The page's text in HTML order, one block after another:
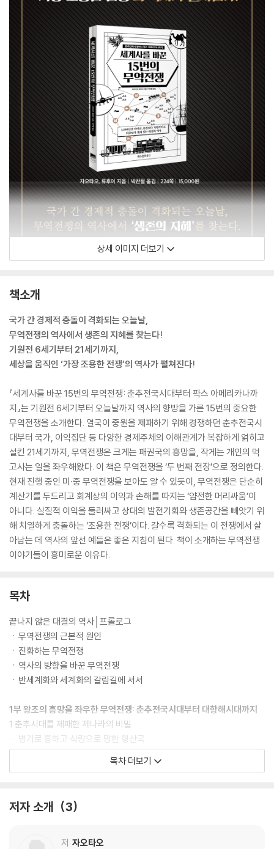
상세 이미지 더보기
책소개
국가 간 경제적 충돌이 격화되는 오늘날,
무역전쟁의 역사에서 생존의 지혜를 찾는다!
기원전 6세기부터 21세기까지,
세상을 움직인 ‘가장 조용한 전쟁’의 역사가 펼쳐진다!
『세계사를 바꾼 15번의 무역전쟁: 춘추전국시대부터 팍스 아메리카나까
지』는 기원전 6세기부터 오늘날까지 역사의 향방을 가른 15번의 중요한
무역전쟁을 소개한다. 열국이 중원을 제패하기 위해 경쟁하던 춘추전국시
대부터 국가, 이익집단 등 다양한 경제주체의 이해관계가 복잡하게 얽히고
설킨 21세기까지, 무역전쟁은 크게는 패권국의 흥망을, 작게는 개인의 먹
고사는 일을 좌우해왔다. 이 책은 무역전쟁을 ‘두 번째 전장’으로 정의한다.
현재 진행 중인 미·중 무역전쟁을 보아도 알 수 있듯이, 무역전쟁은 단순히
계산기를 두드리고 회계상의 이익과 손해를 따지는 ‘얌전한 머리싸움’이
아니다. 실질적 이익을 둘러싸고 상대의 발전기회와 생존공간을 빼앗기 위
해 치열하게 충돌하는 ‘조용한 전쟁’이다. 갈수록 격화되는 이 전쟁에서 살
아남는 데 역사의 앞선 예들은 좋은 지침이 된다. 책이 소개하는 무역전쟁
이야기들이 흥미로운 이유다.
목차
끝나지 않은 대결의 역사│프롤로그
ㆍ무역전쟁의 근본적 원인
ㆍ진화하는 무역전쟁
ㆍ역사의 방향을 바꾼 무역전쟁
ㆍ반세계화와 세계화의 갈림길에 서서
1부 왕조의 흥망을 좌우한 무역전쟁: 춘추전국시대부터 대항해시대까지
1 춘추시대를 제패한 제나라의 비밀
ㆍ병기로 흥하고 식량으로 망한 형산국
ㆍ노나라와 양나라를 무너뜨린 환공의 패션
ㆍ사슴이 초나라를 무너뜨리다
ㆍ만리장성에 평화를 되찾아준 명나라의 쇠솥무역
3 동양과 서양을 이은 향료무역
목차 더보기
저자 소개 3
저 자오타오